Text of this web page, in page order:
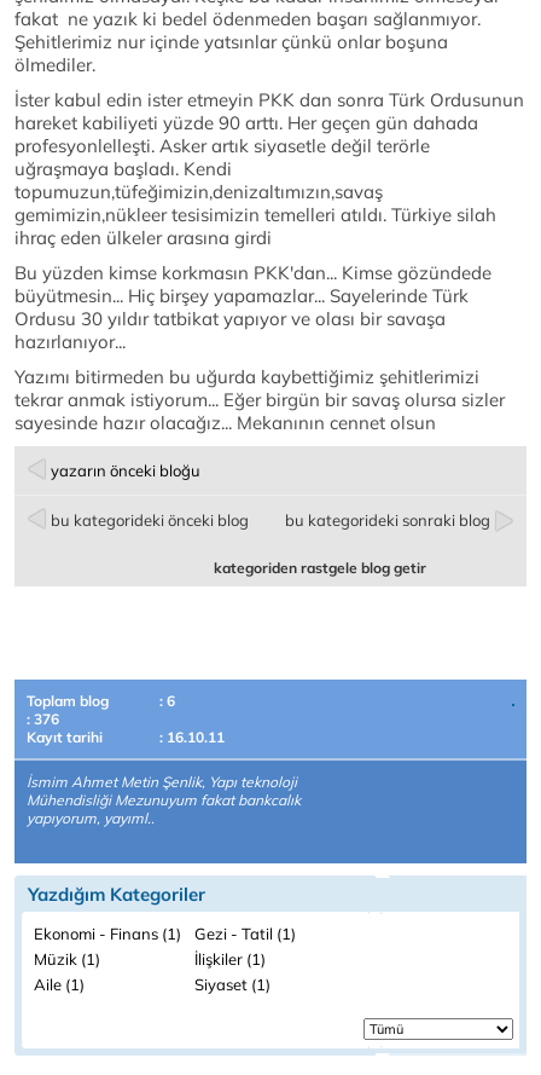
fakat ne yazık ki bedel ödenmeden başarı sağlanmıyor.
Şehitlerimiz nur içinde yatsınlar çünkü onlar boşuna
ölmediler.
İster kabul edin ister etmeyin PKK dan sonra Türk Ordusunun
hareket kabiliyeti yüzde 90 arttı. Her geçen gün dahada
profesyonlelleşti. Asker artık siyasetle değil terörle
uğraşmaya başladı. Kendi
topumuzun,tüfeğimizin,denizaltımızın,savaş
gemimizin,nükleer tesisimizin temelleri atıldı. Türkiye silah
ihraç eden ülkeler arasına girdi
Bu yüzden kimse korkmasın PKK'dan... Kimse gözündede
büyütmesin... Hiç birşey yapamazlar... Sayelerinde Türk
Ordusu 30 yıldır tatbikat yapıyor ve olası bir savaşa
hazırlanıyor...
Yazımı bitirmeden bu uğurda kaybettiğimiz şehitlerimizi
tekrar anmak istiyorum... Eğer birgün bir savaş olursa sizler
sayesinde hazır olacağız... Mekanının cennet olsun
yazarın önceki bloğu
bu kategorideki önceki blog bu kategorideki sonraki blog
kategoriden rastgele blog getir
Toplam blog
: 6
: 376
Kayıt tarihi
: 16.10.11
İsmim Ahmet Metin Şenlik, Yapı teknoloji
Mühendisliği Mezunuyum fakat bankcalık
yapıyorum, yayıml..
Yazdığım Kategoriler
Ekonomi - Finans (1)
Gezi - Tatil (1)
Müzik (1)
İlişkiler (1)
Aile (1)
Siyaset (1)